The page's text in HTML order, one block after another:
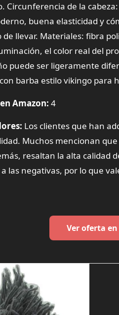
Circunferencia de la
buena elasticidad y
llevar. Materiales: fibra
el color real del
puede ser ligeramente
barba estilo vikingo para
Amazon: 4
Los clientes que han
Muchos mencionan
resaltan la alta calidad
las negativas, por lo que
Ver oferta